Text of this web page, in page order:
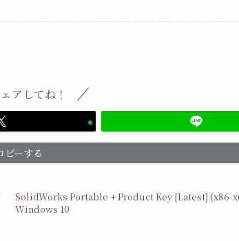
アしてね！
ピーする
SolidWorks Portable + Product Key [Latest] (x86-
Windows 10